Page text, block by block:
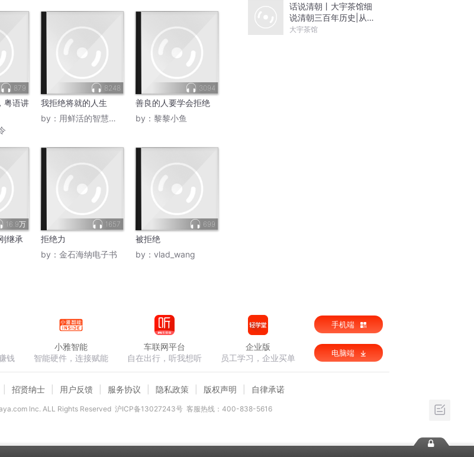
879
粤语讲
8248
我拒绝将就的人生
by： 用鲜活的智慧洞察当下
3094
善良的人要学会拒绝
by： 黎黎小鱼
16.9万
继承
1657
拒绝力
by： 金石海纳电子书
699
被拒绝
by： vlad_wang
话说清朝丨大宇茶馆细
说清朝三百年历史|从努
尔哈赤到末代皇帝溥仪|
大宇茶馆
钱
小雅智能
智能硬件，连接赋能
车联网平台
自在出行，听我想听
企业版
员工学习，企业买单
手机端
电脑端
招贤纳士 用户反馈 服务协议 隐私政策 版权声明 自律承诺
lnc. ALL Rights Reserved 沪ICP备13027243号 客服热线：400-838-5616